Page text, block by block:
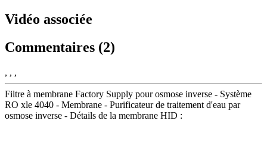
Vidéo associée
Commentaires (2)
, , ,
Filtre à membrane Factory Supply pour osmose inverse - Système
RO xle 4040 - Membrane - Purificateur de traitement d'eau par
osmose inverse - Détails de la membrane HID :